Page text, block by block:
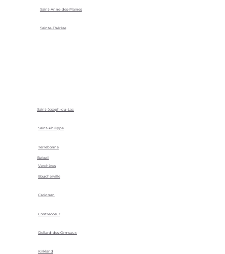
Saint-Anne-des-Plaines
Sainte-Thérèse
Saint-Joseph-du-Lac
Saint-Philippe
Terrebonne
Verchères
Beloeil
Boucherville
Carignan
Contrecoeur
Dollard-des-Ormeaux
Kirkland